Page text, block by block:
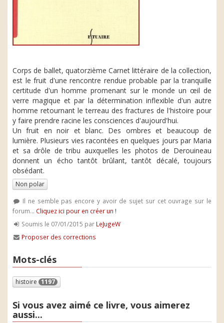
Corps de ballet, quatorzième Carnet littéraire de la collection,
est le fruit d'une rencontre rendue probable par la tranquille
certitude d'un homme promenant sur le monde un œil de
verre magique et par la détermination inflexible d'un autre
homme retournant le terreau des fractures de l'histoire pour
y faire prendre racine les consciences d'aujourd'hui.
Un fruit en noir et blanc. Des ombres et beaucoup de
lumière. Plusieurs vies racontées en quelques jours par Maria
et sa drôle de tribu auxquelles les photos de Derouineau
donnent un écho tantôt brûlant, tantôt décalé, toujours
obsédant.
Non polar
Il ne semble pas encore y avoir de sujet sur cet ouvrage sur le
forum... Cliquez ici pour en créer un !
Soumis le 07/01/2015 par LeJugeW
Proposer des corrections
Mots-clés
histoire 1197
Si vous avez aimé ce livre, vous aimerez
aussi...